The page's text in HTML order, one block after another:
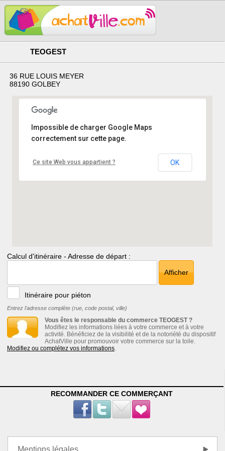
TEOGEST
36 RUE LOUIS MEYER
88190 GOLBEY
Impossible de charger Google Maps
correctement sur cette page.
Ce site Web vous appartient ? OK
Calcul d'itinéraire - Adresse de départ :
Afficher
Itinéraire pour piéton
Entrez l'adresse complète (rue, code postal, ville)
Vous êtes le responsable du commerce TEOGEST ?
Modifiez les informations liées à votre commerce et à votre
activité. Bénéficiez de la visibilité et de la notoriété du dispositif
AchatVille pour promouvoir votre commerce sur la toile.
Modifiez ou complétez vos informations.
RECOMMANDER CE COMMERÇANT
Mentions légales